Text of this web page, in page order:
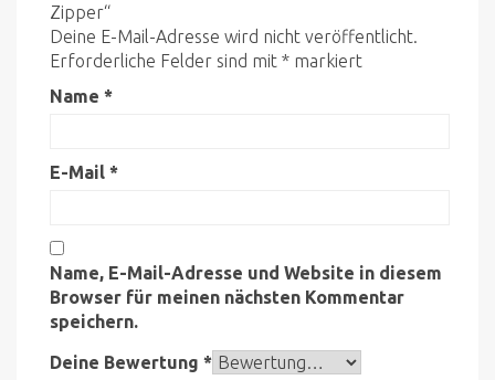
Zipper“
Deine E-Mail-Adresse wird nicht veröffentlicht.
Erforderliche Felder sind mit * markiert
Name *
E-Mail *
Name, E-Mail-Adresse und Website in diesem
Browser für meinen nächsten Kommentar
speichern.
Deine Bewertung *